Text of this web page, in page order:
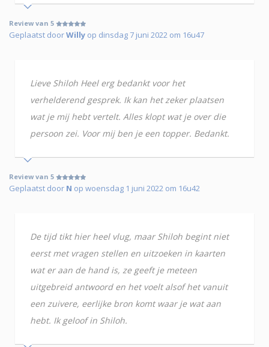
Review van 5
Geplaatst doorWilly op dinsdag 7 juni 2022 om 16u47
Lieve Shiloh Heel erg bedankt voor het
verhelderend gesprek. Ik kan het zeker plaatsen
wat je mij hebt vertelt. Alles klopt wat je over die
persoon zei. Voor mij ben je een topper. Bedankt.
Review van 5
Geplaatst door N op woensdag 1 juni 2022 om 16u42
De tijd tikt hier heel vlug, maar Shiloh begint niet
eerst met vragen stellen en uitzoeken in kaarten
wat er aan de hand is, ze geeft je meteen
uitgebreid antwoord en het voelt alsof het vanuit
een zuivere, eerlijke bron komt waar je wat aan
hebt. Ik geloof in Shiloh.